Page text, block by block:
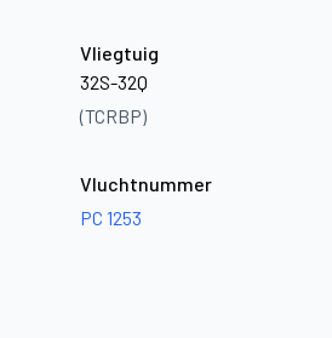
Vliegtuig
32S-32Q
(TCRBP)
Vluchtnummer
PC 1253